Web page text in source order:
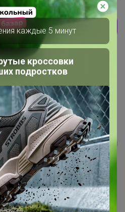
обувь,...
на молнии...
каждые 5 минут
кроссовки
подростков